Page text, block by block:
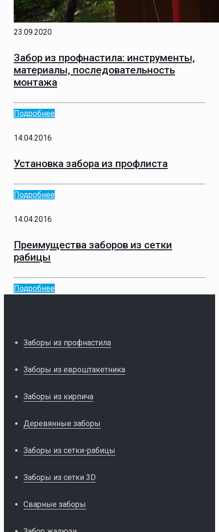
23.09.2020
Забор из профнастила: инструменты,
материалы, последовательность
монтажа
Подробнее
14.04.2016
Установка забора из профлиста
Подробнее
14.04.2016
Преимущества заборов из сетки
рабицы
Подробнее
Заборы из профнастила
Заборы из евроштакетника
Заборы из кирпича
Деревянные заборы
Заборы из сетки-рабицы
Заборы из сетки 3D
Сварные заборы